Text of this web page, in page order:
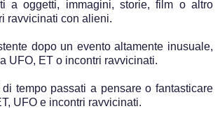
a oggetti, immagini, storie, film o altro
ravvicinati con alieni.
dopo un evento altamente inusuale,
UFO, ET o incontri ravvicinati.
tempo passati a pensare o fantasticare
UFO e incontri ravvicinati.